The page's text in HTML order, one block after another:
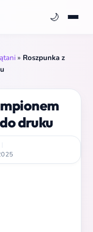
🌙
» Roszpunka z
druku
|